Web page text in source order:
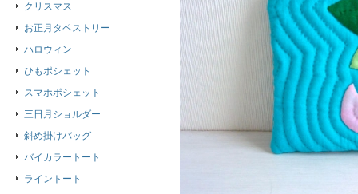
クリスマス
お正月タペストリー
ハロウィン
ひもポシェット
スマホポシェット
三日月ショルダー
斜め掛けバッグ
バイカラートート
ライントート